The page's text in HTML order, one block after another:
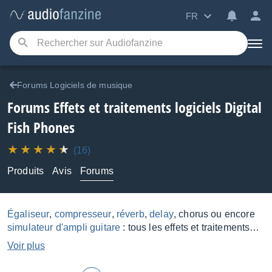
FR
Forums Logiciels de musique
Forums Effets et traitements logiciels Digital
Fish Phones
(16)
Produits
Avis Forums
Égaliseur, compresseur, réverb,delay, chorus ou encore
simulateur d'ampli guitare : tous les effets et traitements
qu'on trouve sous forme de racks ou de pédales dans un
studio ont leur équivalent logiciel, certains étant des
émulations de vraies machines quand d'autres sont dès
Voir plus